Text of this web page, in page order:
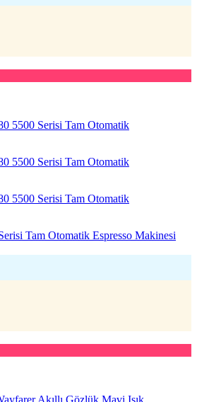
Tam Otomatik Espresso Makinesi